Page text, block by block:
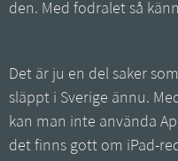
den. Med fodralet så
Det är ju en del saker
släppt i Sverige ännu.
kan man inte använda
det finns gott om iPad-